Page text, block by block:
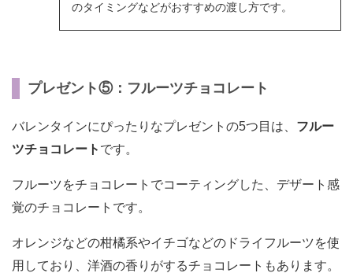
のタイミングなどがおすすめの渡し方です。
プレゼント⑤：フルーツチョコレート
バレンタインにぴったりなプレゼントの5つ目は、 フルー
ツチョコレート です。
フルーツをチョコレートでコーティングした、デザート感
覚のチョコレートです。
オレンジなどの柑橘系やイチゴなどのドライフルーツを使
用しており、洋酒の香りがするチョコレートもあります。